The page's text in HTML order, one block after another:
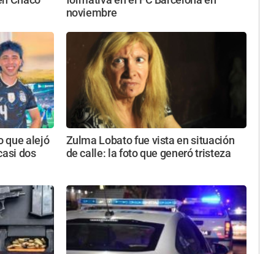
noviembre
que alejó
dos
Zulma Lobato fue vista en situación
de calle: la foto que generó tristeza